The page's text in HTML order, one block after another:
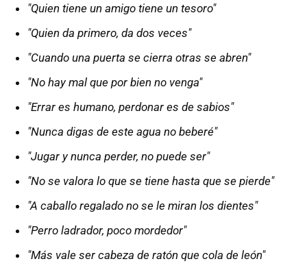
"Quien tiene un amigo tiene un tesoro"
"Quien da primero, da dos veces"
"Cuando una puerta se cierra otras se abren"
"No hay mal que por bien no venga"
"Errar es humano, perdonar es de sabios"
"Nunca digas de este agua no beberé"
"Jugar y nunca perder, no puede ser"
"No se valora lo que se tiene hasta que se pierde"
"A caballo regalado no se le miran los dientes"
"Perro ladrador, poco mordedor"
"Más vale ser cabeza de ratón que cola de león"